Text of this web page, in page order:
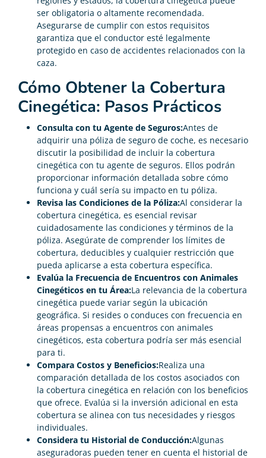
ser obligatoria o altamente recomendada.
Asegurarse de cumplir con estos requisitos
garantiza que el conductor esté legalmente
protegido en caso de accidentes relacionados con la
caza.
Cómo Obtener la Cobertura
Cinegética: Pasos Prácticos
Consulta con tu Agente de Seguros:Antes de
adquirir una póliza de seguro de coche, es necesario
discutir la posibilidad de incluir la cobertura
cinegética con tu agente de seguros. Ellos podrán
proporcionar información detallada sobre cómo
funciona y cuál sería su impacto en tu póliza.
Revisa las Condiciones de la Póliza:Al considerar la
cobertura cinegética, es esencial revisar
cuidadosamente las condiciones y términos de la
póliza. Asegúrate de comprender los límites de
cobertura, deducibles y cualquier restricción que
pueda aplicarse a esta cobertura específica.
Evalúa la Frecuencia de Encuentros con Animales
Cinegéticos en tu Área:La relevancia de la cobertura
cinegética puede variar según la ubicación
geográfica. Si resides o conduces con frecuencia en
áreas propensas a encuentros con animales
cinegéticos, esta cobertura podría ser más esencial
para ti.
Compara Costos y Beneficios:Realiza una
comparación detallada de los costos asociados con
la cobertura cinegética en relación con los beneficios
que ofrece. Evalúa si la inversión adicional en esta
cobertura se alinea con tus necesidades y riesgos
individuales.
Considera tu Historial de Conducción:Algunas
aseguradoras pueden tener en cuenta el historial de